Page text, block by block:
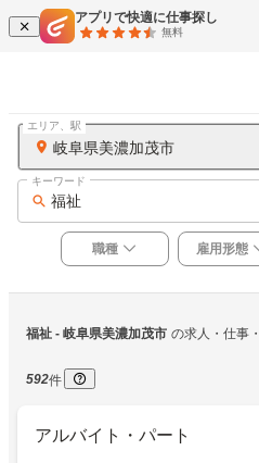
アプリで快適に仕事探し
無料
岐阜県美濃加茂市
エリア、駅
福祉
キーワード
職種 雇用形態
福祉 - 岐阜県美濃加茂市 の求人・仕事
592件
アルバイト・パート